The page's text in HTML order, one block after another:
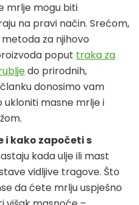
mrlje mogu biti
na pravi način. Srećom,
za njihovo
poput traka za
do prirodnih,
donosimo vam
masne mrlje i
i kako započeti s
kada ulje ili mast
vidljive tragove. Što
da ćete mrlju uspješno